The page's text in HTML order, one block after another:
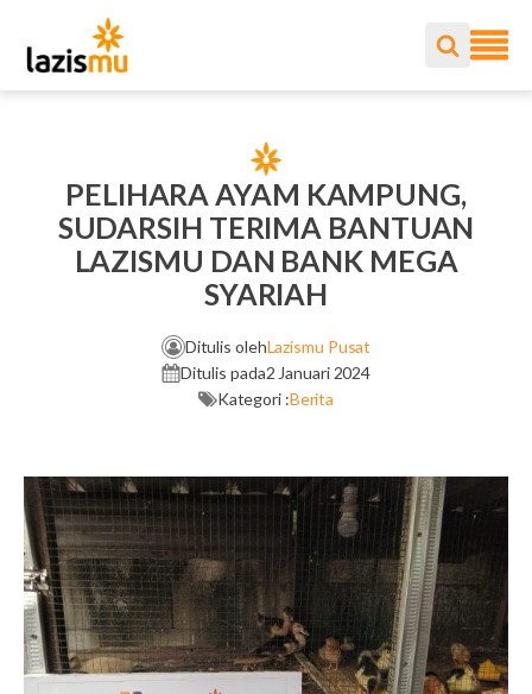
PELIHARA AYAM KAMPUNG,
SUDARSIH TERIMA BANTUAN
LAZISMU DAN BANK MEGA
SYARIAH
Ditulis olehLazismu Pusat
Ditulis pada2 Januari 2024
Kategori :Berita